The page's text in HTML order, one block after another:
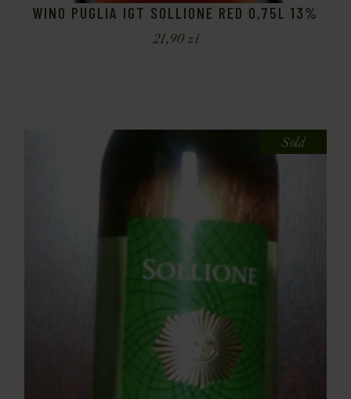
WINO PUGLIA IGT SOLLIONE RED 0,75L 13%
21,90zł
Sold